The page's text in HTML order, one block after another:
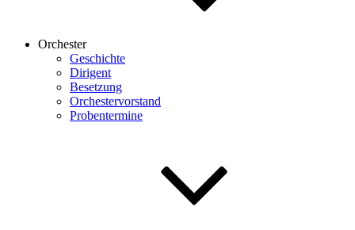
Orchester
Geschichte
Dirigent
Besetzung
Orchestervorstand
Probentermine